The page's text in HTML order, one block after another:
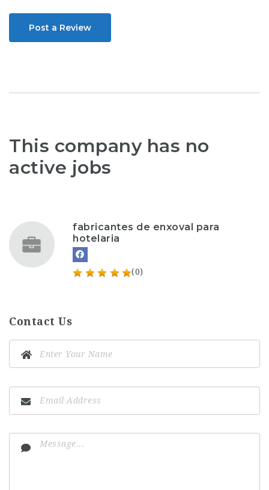
Post a Review
This company has no
active jobs
fabricantes de enxoval para
hotelaria
(0)
Contact Us